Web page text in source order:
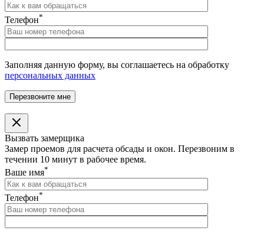
Телефон*
Заполняя данную форму, вы соглашаетесь на обработку
персональных данных
Вызвать замерщика
Замер проемов для расчета обсады и окон. Перезвоним в
течении 10 минут в рабочее время.
Ваше имя*
Телефон*